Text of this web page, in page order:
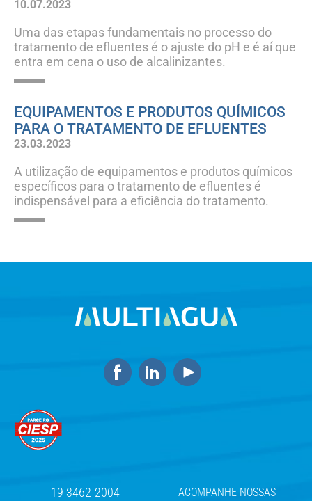
10.07.2023
Uma das etapas fundamentais no processo do
tratamento de efluentes é o ajuste do pH e é aí que
entra em cena o uso de alcalinizantes.
EQUIPAMENTOS E PRODUTOS QUÍMICOS
PARA O TRATAMENTO DE EFLUENTES
23.03.2023
A utilização de equipamentos e produtos químicos
específicos para o tratamento de efluentes é
indispensável para a eficiência do tratamento.
19 3462-2004 ACOMPANHE NOSSAS